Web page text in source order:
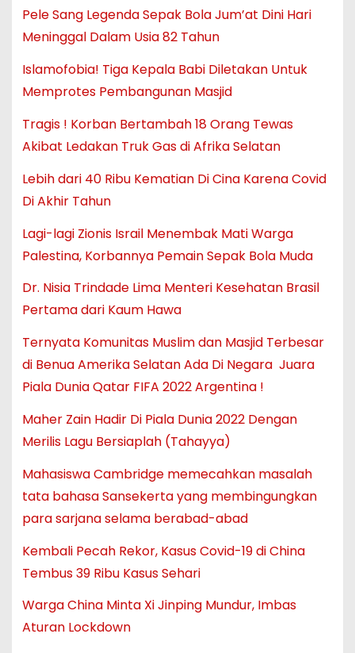
Pele Sang Legenda Sepak Bola Jum’at Dini Hari
Meninggal Dalam Usia 82 Tahun
Islamofobia! Tiga Kepala Babi Diletakan Untuk
Memprotes Pembangunan Masjid
Tragis ! Korban Bertambah 18 Orang Tewas
Akibat Ledakan Truk Gas di Afrika Selatan
Lebih dari 40 Ribu Kematian Di Cina Karena Covid
Di Akhir Tahun
Lagi-lagi Zionis Israil Menembak Mati Warga
Palestina, Korbannya Pemain Sepak Bola Muda
Dr. Nisia Trindade Lima Menteri Kesehatan Brasil
Pertama dari Kaum Hawa
Ternyata Komunitas Muslim dan Masjid Terbesar
di Benua Amerika Selatan Ada Di Negara Juara
Piala Dunia Qatar FIFA 2022 Argentina !
Maher Zain Hadir Di Piala Dunia 2022 Dengan
Merilis Lagu Bersiaplah (Tahayya)
Mahasiswa Cambridge memecahkan masalah
tata bahasa Sansekerta yang membingungkan
para sarjana selama berabad-abad
Kembali Pecah Rekor, Kasus Covid-19 di China
Tembus 39 Ribu Kasus Sehari
Warga China Minta Xi Jinping Mundur, Imbas
Aturan Lockdown